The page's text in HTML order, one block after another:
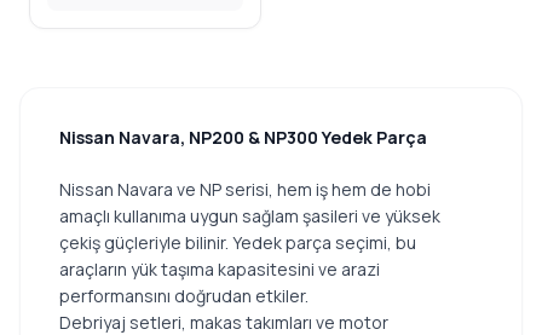
Nissan Navara, NP200 & NP300 Yedek Parça
Nissan Navara ve NP serisi, hem iş hem de hobi
amaçlı kullanıma uygun sağlam şasileri ve yüksek
çekiş güçleriyle bilinir. Yedek parça seçimi, bu
araçların yük taşıma kapasitesini ve arazi
performansını doğrudan etkiler.
Debriyaj setleri, makas takımları ve motor